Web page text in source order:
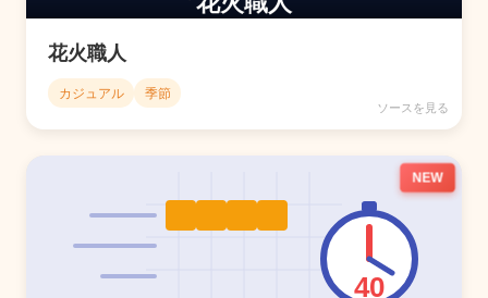
花火職人
カジュアル 季節
ソースを見る
NEW